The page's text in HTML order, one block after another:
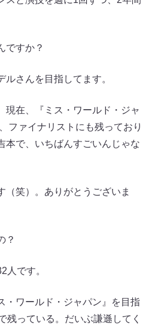
ですか？
さんを目指してます。
在、『ミス・ワールド・ジャ
ファイナリストにも残っており
で、いちばんすごいんじゃな
笑）。ありがとうございま
？
です。
ワールド・ジャパン』を目指
残っている。だいぶ謙遜してく